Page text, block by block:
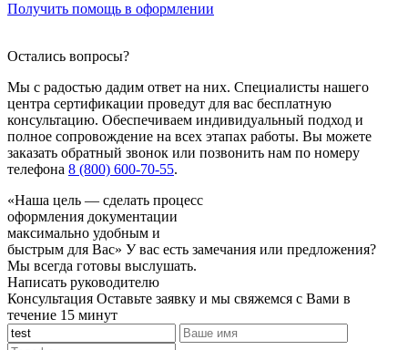
Получить помощь в оформлении
Остались вопросы?
Мы с радостью дадим ответ на них. Специалисты нашего
центра сертификации проведут для вас бесплатную
консультацию. Обеспечиваем индивидуальный подход и
полное сопровождение на всех этапах работы. Вы можете
заказать обратный звонок или позвонить нам по номеру
телефона 8 (800) 600-70-55.
«Наша цель — сделать процесс
оформления документации
максимально удобным и
быстрым для Вас» У вас есть замечания или предложения?
Мы всегда готовы выслушать.
Написать руководителю
Консультация Оставьте заявку и мы свяжемся с Вами в
течение 15 минут